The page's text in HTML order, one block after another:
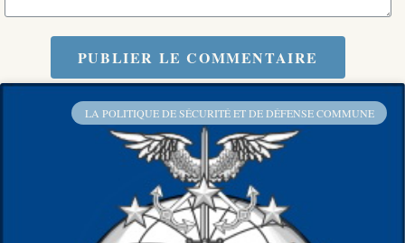
LA POLITIQUE DE SÉCURITÉ ET DE DÉFENSE COMMUNE
PUBLIER LE COMMENTAIRE